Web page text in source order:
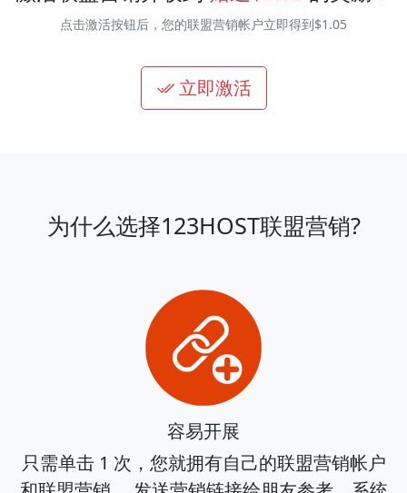
点击激活按钮后，您的联盟营销帐户立即得到$1.05
立即激活
为什么选择123HOST联盟营销?
容易开展
只需单击 1 次，您就拥有自己的联盟​​营销帐户